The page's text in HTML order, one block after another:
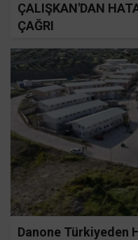
ÇALIŞKAN'DAN
ÇAĞRI
Danone Türkiyeden